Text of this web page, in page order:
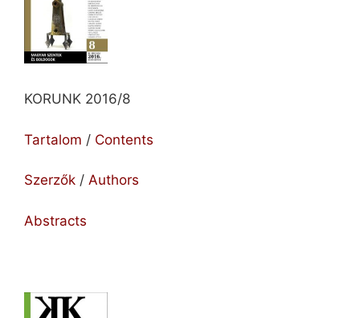
KORUNK 2016/8
Tartalom / Contents
Szerzők / Authors
Abstracts